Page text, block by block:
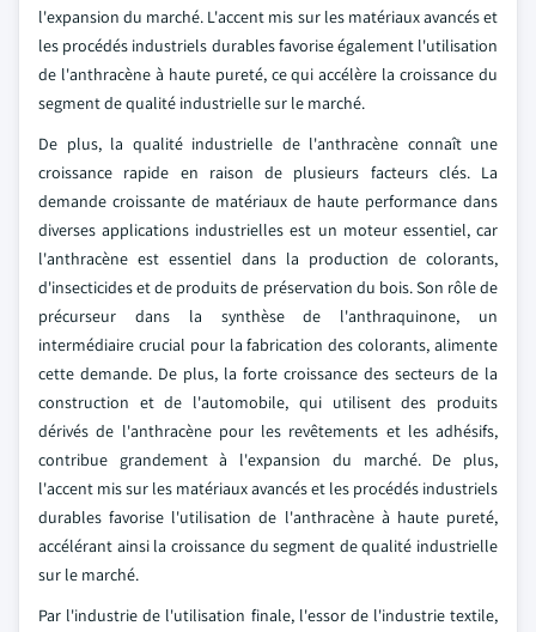
l'expansion du marché. L'accent mis sur les matériaux avancés et
les procédés industriels durables favorise également l'utilisation
de l'anthracène à haute pureté, ce qui accélère la croissance du
segment de qualité industrielle sur le marché.
De plus, la qualité industrielle de l'anthracène connaît une
croissance rapide en raison de plusieurs facteurs clés. La
demande croissante de matériaux de haute performance dans
diverses applications industrielles est un moteur essentiel, car
l'anthracène est essentiel dans la production de colorants,
d'insecticides et de produits de préservation du bois. Son rôle de
précurseur dans la synthèse de l'anthraquinone, un
intermédiaire crucial pour la fabrication des colorants, alimente
cette demande. De plus, la forte croissance des secteurs de la
construction et de l'automobile, qui utilisent des produits
dérivés de l'anthracène pour les revêtements et les adhésifs,
contribue grandement à l'expansion du marché. De plus,
l'accent mis sur les matériaux avancés et les procédés industriels
durables favorise l'utilisation de l'anthracène à haute pureté,
accélérant ainsi la croissance du segment de qualité industrielle
sur le marché.
Par l'industrie de l'utilisation finale, l'essor de l'industrie textile,